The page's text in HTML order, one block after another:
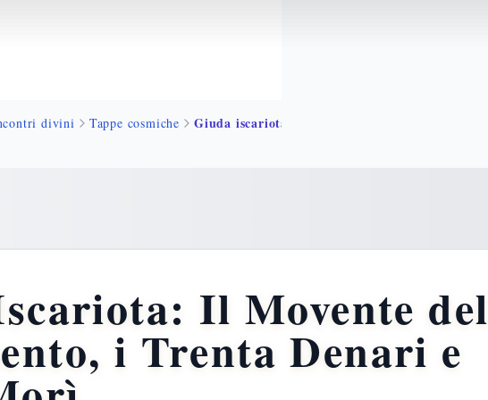
divini Tappe cosmiche
Il Movente del
i Trenta Denari e